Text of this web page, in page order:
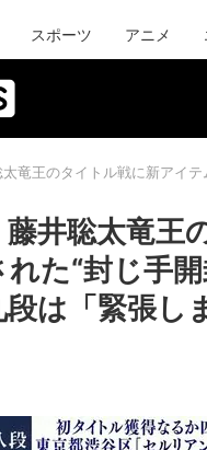
スポーツ アニメ
竜王のタイトル戦に新アイテ
藤井聡太竜
た“封じ手
は「緊張し